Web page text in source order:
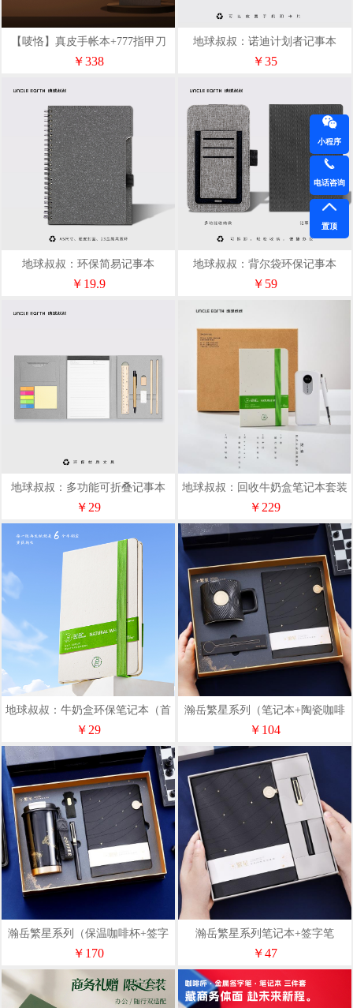
【唛恪】真皮手帐本+777指甲刀
配牛皮保护套
￥338
地球叔叔：诺迪计划者记事本
￥35
地球叔叔：环保简易记事本
￥19.9
地球叔叔：背尔袋环保记事本
￥59
地球叔叔：多功能可折叠记事本
￥29
地球叔叔：回收牛奶盒笔记本套装
￥229
地球叔叔：牛奶盒环保笔记本（首
图对应诺森贴芯绑带本）
￥29
瀚岳繁星系列（笔记本+陶瓷咖啡
杯+金属咖啡勺）
￥104
瀚岳繁星系列（保温咖啡杯+签字
笔+笔记本+U盘32G）
￥170
瀚岳繁星系列笔记本+签字笔
￥47
小程序
电话咨询
置顶